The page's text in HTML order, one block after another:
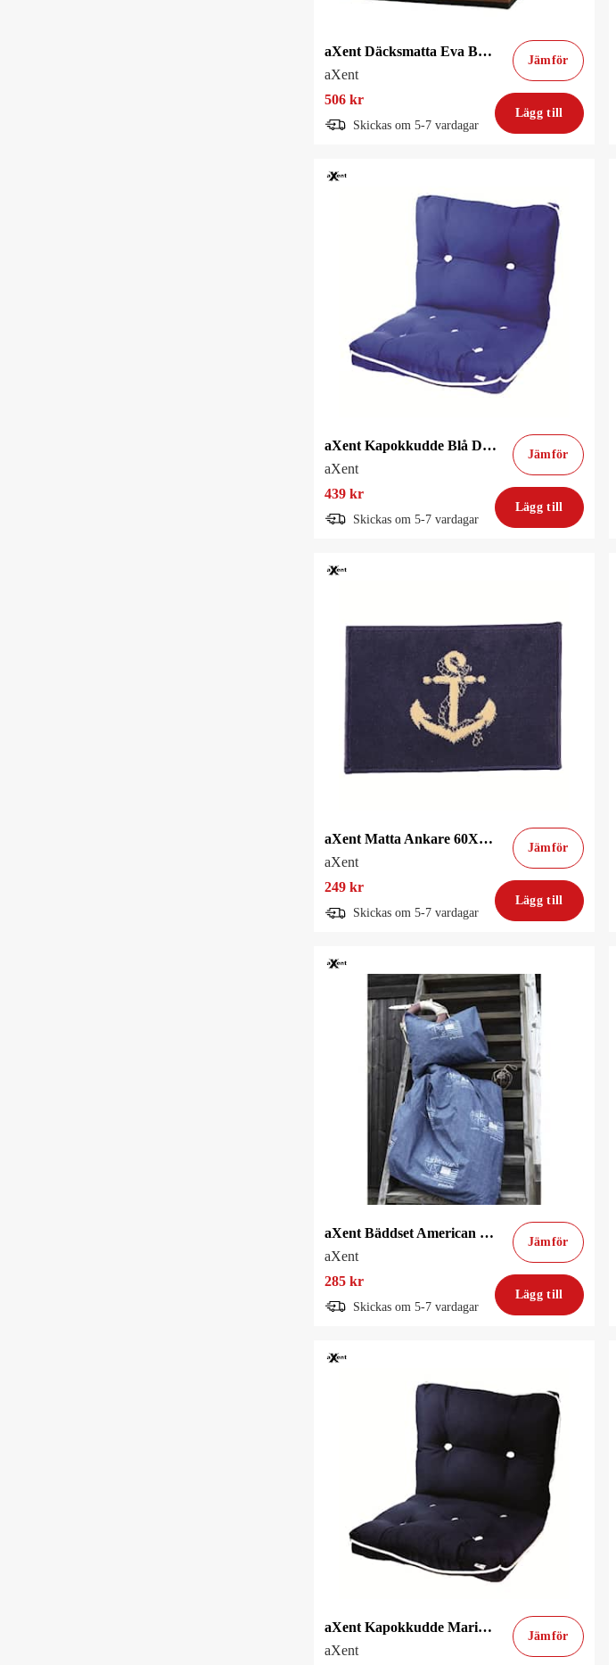
aXent Däcksmatta Eva Brun Teak
aXent
Jämför
506 kr
Skickas om 5-7 vardagar
Lägg till
aXent Kapokkudde Blå Dubbel
aXent
Jämför
439 kr
Skickas om 5-7 vardagar
Lägg till
aXent Matta Ankare 60X40cm Blå
aXent
Jämför
249 kr
Skickas om 5-7 vardagar
Lägg till
aXent Bäddset American Line 2020 Mbl
aXent
Jämför
285 kr
Skickas om 5-7 vardagar
Lägg till
aXent Kapokkudde Marinblå Dubbel
aXent
Jämför